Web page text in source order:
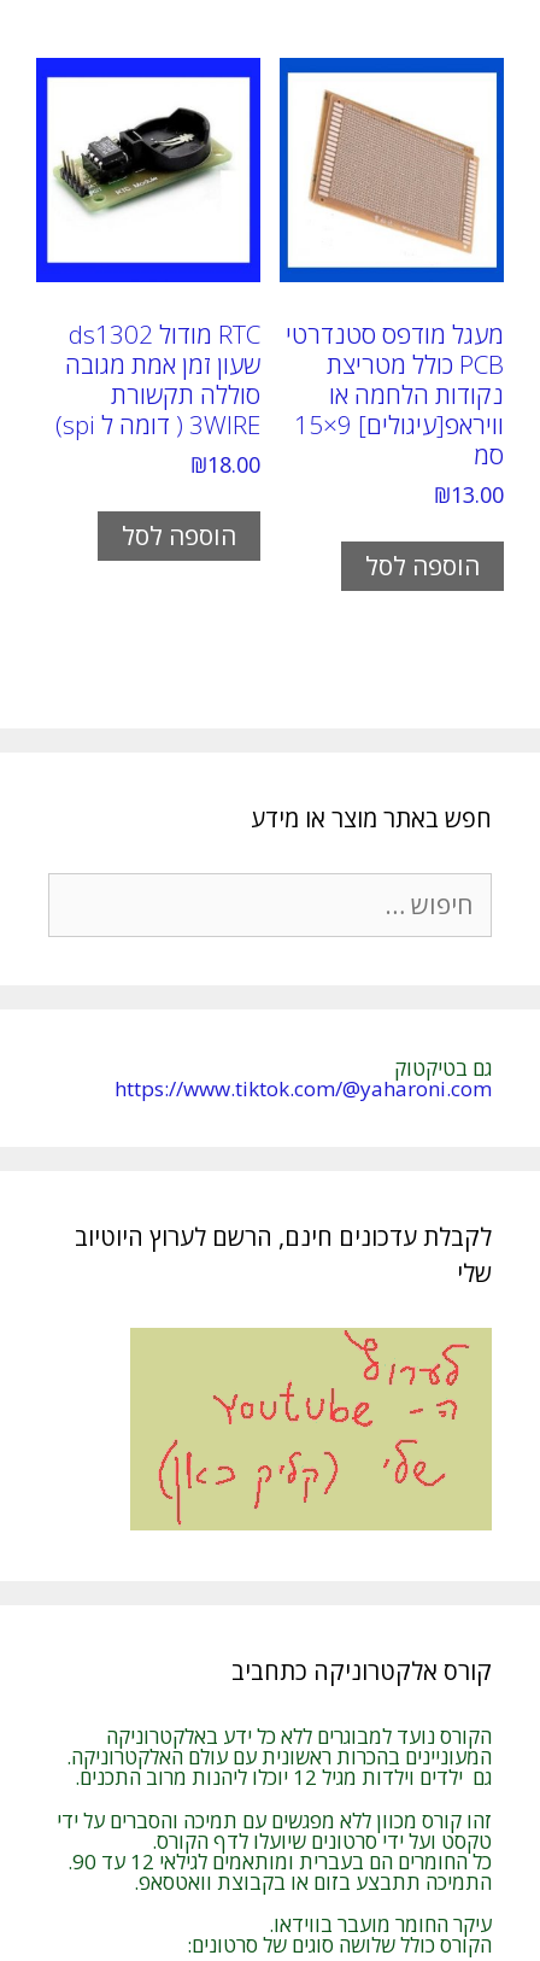
מעגל מודפס סטנדרטי
PCB כולל מטריצת
נקודות הלחמה או
וויראפ[עיגולים] 9×15
סמ
₪13.00
הוספה לסל
RTC מודול ds1302
שעון זמן אמת מגובה
סוללה תקשורת
3WIRE ( דומה ל spi)
₪18.00
הוספה לסל
חפש באתר מוצר או מידע
חיפוש:
גם בטיקטוק
https://www.tiktok.com/@yaharoni.com
לקבלת עדכונים חינם, הרשם לערוץ היוטיוב
שלי
קורס אלקטרוניקה כתחביב
הקורס נועד למבוגרים ללא כל ידע באלקטרוניקה
המעוניינים בהכרות ראשונית עם עולם האלקטרוניקה.
גם ילדים וילדות מגיל 12 יוכלו ליהנות מרוב התכנים.
זהו קורס מכוון ללא מפגשים עם תמיכה והסברים על ידי
טקסט ועל ידי סרטונים שיועלו לדף הקורס.
כל החומרים הם בעברית ומותאמים לגילאי 12 עד 90.
התמיכה תתבצע בזום או בקבוצת וואטסאפ.
עיקר החומר מועבר בווידאו.
הקורס כולל שלושה סוגים של סרטונים: